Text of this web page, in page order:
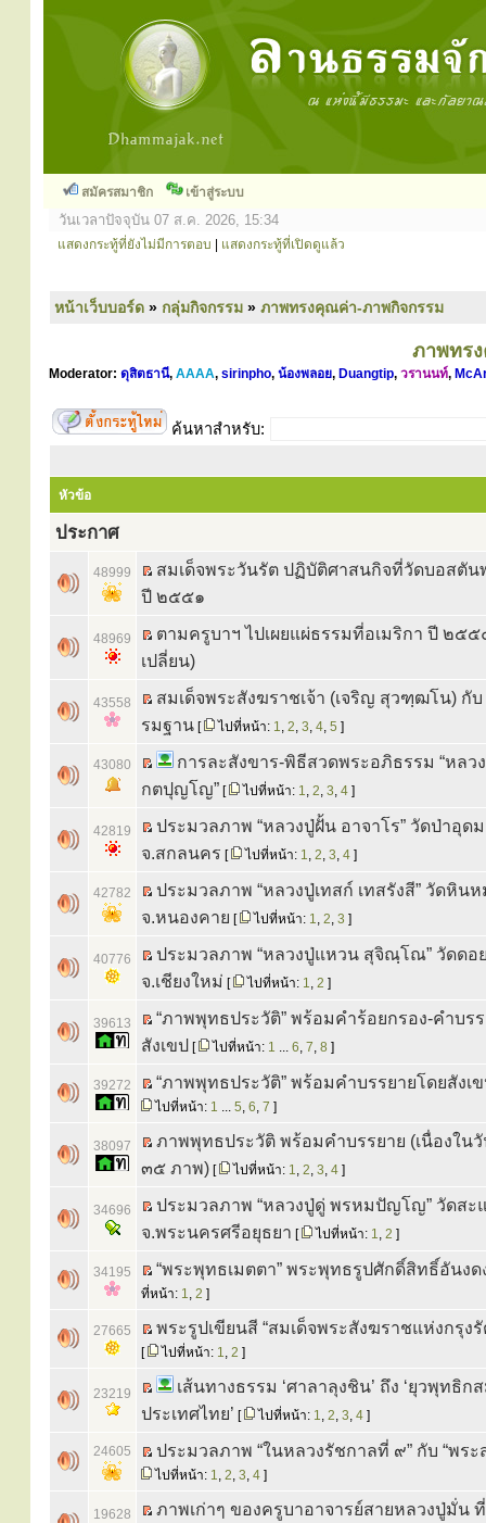
สมัครสมาชิก เข้าสู่ระบบ
วันเวลาปัจจุบัน 07 ส.ค. 2026, 15:34
แสดงกระทู้ที่ยังไม่มีการตอบ แสดงกระทู้ที่เปิดดูแล้ว
หน้าเว็บบอร์ด » กลุ่มกิจกรรม » ภาพทรงคุณค่า-ภาพกิจกรรม
ภาพทร
Moderator: ดุสิตธานี, AAAA, sirinpho, น้องพลอย, Duangtip, วรานนท์,
ค้นหาสำหรับ:
หัวข้อ
ประกาศ
48999
สมเด็จพระวันรัต ปฏิบัติศาสนกิจที่วัดบอสตัน
ปี ๒๕๕๑
48969
ตามครูบาฯ ไปเผยแผ่ธรรมที่อเมริกา ปี ๒๕
เปลี่ยน)
43558
สมเด็จพระสังฆราชเจ้า (เจริญ สุวฑฺฒโน) กั
รมฐาน [ ไปที่หน้า: 1, 2, 3, 4, 5 ]
43080
การละสังขาร-พิธีสวดพระอภิธรรม “หลว
กตปุญโญ” [ ไปที่หน้า: 1, 2, 3, 4 ]
42819
ประมวลภาพ “หลวงปู่ฝั้น อาจาโร” วัดป่าอุด
จ.สกลนคร [ ไปที่หน้า: 1, 2, 3, 4 ]
42782
ประมวลภาพ “หลวงปู่เทสก์ เทสรังสี” วัดหินห
จ.หนองคาย [ ไปที่หน้า: 1, 2, 3 ]
40776
ประมวลภาพ “หลวงปู่แหวน สุจิณฺโณ” วัดดอ
จ.เชียงใหม่ [ ไปที่หน้า: 1, 2 ]
39613
“ภาพพุทธประวัติ” พร้อมคำร้อยกรอง-คำบร
สังเขป [ ไปที่หน้า: 1 ... 6, 7, 8 ]
39272 “ภาพพุทธประวัติ” พร้อมคำบรรยายโดยสังเ
ไปที่หน้า: 1 ... 5, 6, 7 ]
38097
ภาพพุทธประวัติ พร้อมคำบรรยาย (เนื่องใน
๓๕ ภาพ) [ ไปที่หน้า: 1, 2, 3, 4 ]
34696
ประมวลภาพ “หลวงปู่ดู่ พรหมปัญโญ” วัดสะ
จ.พระนครศรีอยุธยา [ ไปที่หน้า: 1, 2 ]
34195 “พระพุทธเมตตา” พระพุทธรูปศักดิ์สิทธิ์อันงด
ที่หน้า: 1, 2 ]
27665 พระรูปเขียนสี “สมเด็จพระสังฆราชแห่งกรุง
[ ไปที่หน้า: 1, 2 ]
23219
เส้นทางธรรม ‘ศาลาลุงชิน’ ถึง ‘ยุวพุทธิก
ประเทศไทย’ [ ไปที่หน้า: 1, 2, 3, 4 ]
24605 ประมวลภาพ “ในหลวงรัชกาลที่ ๙” กับ “พร
ไปที่หน้า: 1, 2, 3, 4 ]
19628
ภาพเก่าๆ ของครูบาอาจารย์สายหลวงปู่มั่น